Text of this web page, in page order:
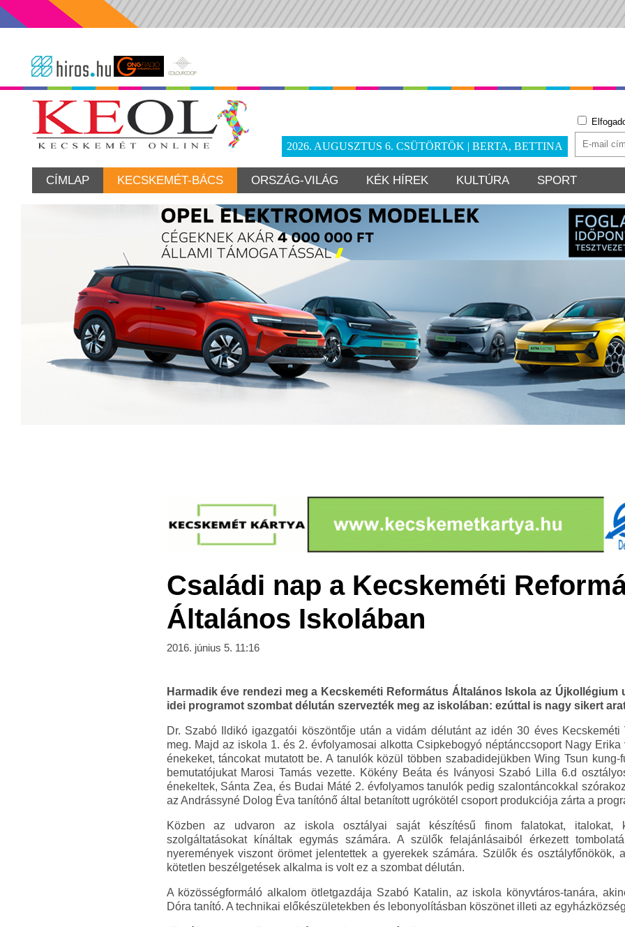
2026. AUGUSZTUS 6. CSÜTÖRTÖK | BERTA, BETTINA
CÍMLAP KECSKEMÉT-BÁCS ORSZÁG-VILÁG KÉK HÍREK KULTÚRA SPORT
Családi nap a Kecskeméti
Általános Iskolában
2016. június 5. 11:16
Harmadik éve rendezi meg a Kecskeméti Református Általános Iskola az Újkollégium
idei programot szombat délután szervezték meg az iskolában: ezúttal is nagy sikert
Dr. Szabó Ildikó igazgatói köszöntője után a vidám délutánt az idén 30 éves Kecskeméti
meg. Majd az iskola 1. és 2. évfolyamosai alkotta Csipkebogyó néptánccsoport Nagy
énekeket, táncokat mutatott be. A tanulók közül többen szabadidejükben Wing Tsun kung-
bemutatójukat Marosi Tamás vezette. Kökény Beáta és Iványosi Szabó Lilla 6.d
énekeltek, Sánta Zea, és Budai Máté 2. évfolyamos tanulók pedig szalontáncokkal
az Andrássyné Dolog Éva tanítónő által betanított ugrókötél csoport produkciója zárta a
Közben az udvaron az iskola osztályai saját készítésű finom falatokat, italokat,
szolgáltatásokat kínáltak egymás számára. A szülők felajánlásaiból érkezett
nyeremények viszont örömet jelentettek a gyerekek számára. Szülők és osztályfőnökök,
kötetlen beszélgetések alkalma is volt ez a szombat délután.
A közösségformáló alkalom ötletgazdája Szabó Katalin, az iskola könyvtáros-tanára,
Dóra tanító. A technikai előkészületekben és lebonyolításban köszönet illeti az